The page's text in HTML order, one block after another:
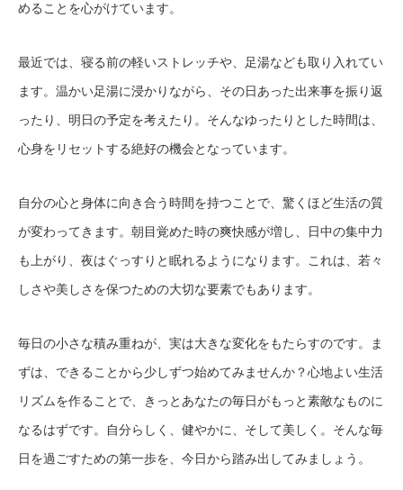
めることを心がけています。
最近では、寝る前の軽いストレッチや、足湯なども取り入れてい
ます。温かい足湯に浸かりながら、その日あった出来事を振り返
ったり、明日の予定を考えたり。そんなゆったりとした時間は、
心身をリセットする絶好の機会となっています。
自分の心と身体に向き合う時間を持つことで、驚くほど生活の質
が変わってきます。朝目覚めた時の爽快感が増し、日中の集中力
も上がり、夜はぐっすりと眠れるようになります。これは、若々
しさや美しさを保つための大切な要素でもあります。
毎日の小さな積み重ねが、実は大きな変化をもたらすのです。ま
ずは、できることから少しずつ始めてみませんか？心地よい生活
リズムを作ることで、きっとあなたの毎日がもっと素敵なものに
なるはずです。自分らしく、健やかに、そして美しく。そんな毎
日を過ごすための第一歩を、今日から踏み出してみましょう。